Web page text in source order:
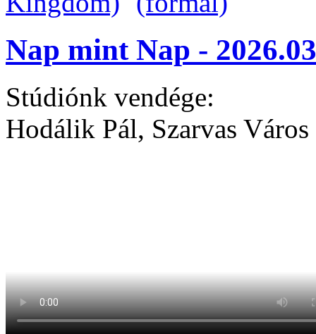
Nap mint Nap -
Stúdiónk vendége:
Hodálik Pál, Szarvas